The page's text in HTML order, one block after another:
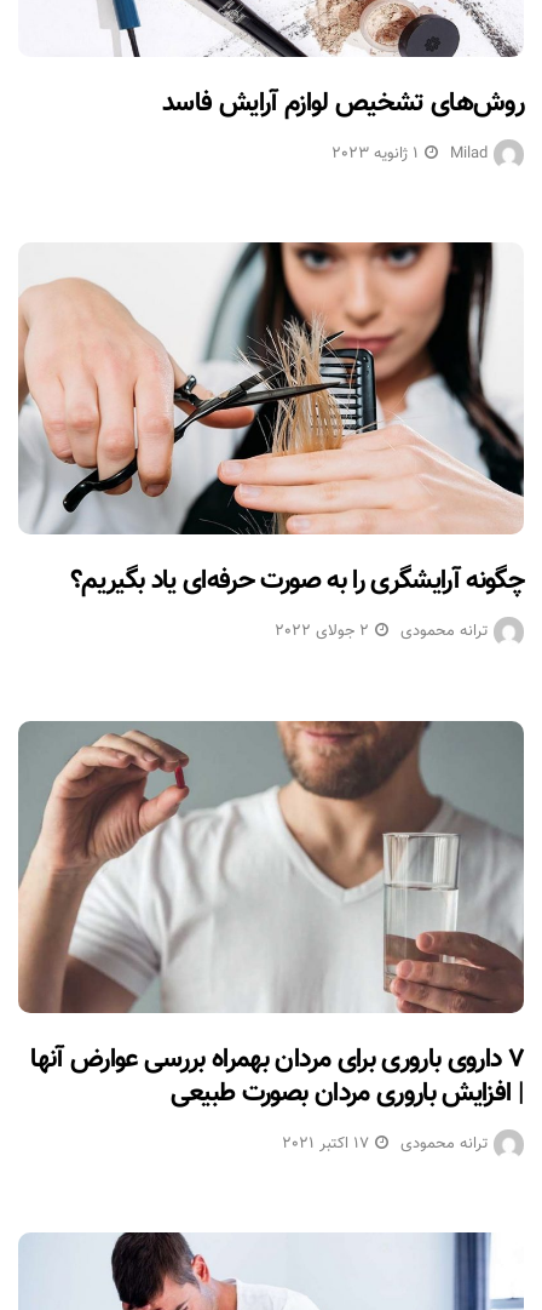
روش‌های تشخیص لوازم آرایش فاسد
Milad 1 ژانویه 2023
چگونه آرایشگری را به صورت حرفه‌ای یاد بگیریم؟
ترانه محمودی 2 جولای 2022
۷ داروی باروری برای مردان بهمراه بررسی عوارض آنها
| افزایش باروری مردان بصورت طبیعی
ترانه محمودی 17 اکتبر 2021